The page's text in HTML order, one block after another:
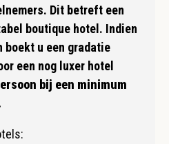
Dit betreft een
boutique hotel. Indien
boekt u een gradatie
een nog luxer hotel
bij een minimum